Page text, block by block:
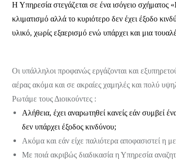
Η Υπηρεσία στεγάζεται σε ένα ισόγειο σχήματος «
κλιματισμό αλλά το κυριότερο δεν έχει έξοδο
υλικό, χωρίς εξαερισμό ενώ υπάρχει και μια
Οι υπάλληλοι προφανώς εργάζονται και
αέρας ακόμα και σε ακραίες χαμηλές και πολύ
Ρωτάμε τους Διοικούντες :
Αλήθεια, έχει αναρωτηθεί κανείς εάν συμβεί
δεν υπάρχει έξοδος κινδύνου;
Ακόμα και εάν είχε παλιότερα αποφασιστεί η
Με ποιά ακριβώς διαδικασία η Υπηρεσία